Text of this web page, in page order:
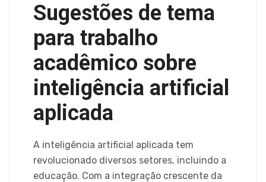
Sugestões de tema
para trabalho
acadêmico sobre
inteligência artificial
aplicada
A inteligência artificial aplicada tem
revolucionado diversos setores, incluindo a
educação. Com a integração crescente da